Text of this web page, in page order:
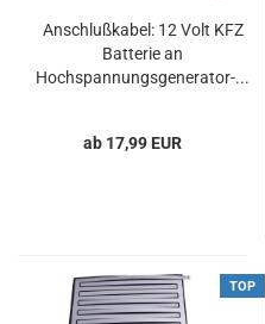
Anschlußkabel: 12 Volt KFZ
Batterie an
Hochspannungsgenerator-...
ab 17,99 EUR
TOP